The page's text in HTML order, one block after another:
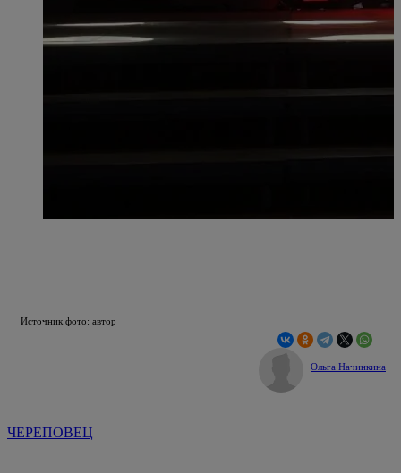
Источник фото: автор
Ольга Начинкина
ЧЕРЕПОВЕЦ